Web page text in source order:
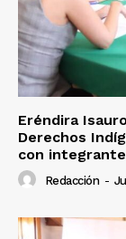
Eréndira
Derechos
con
Redacción -